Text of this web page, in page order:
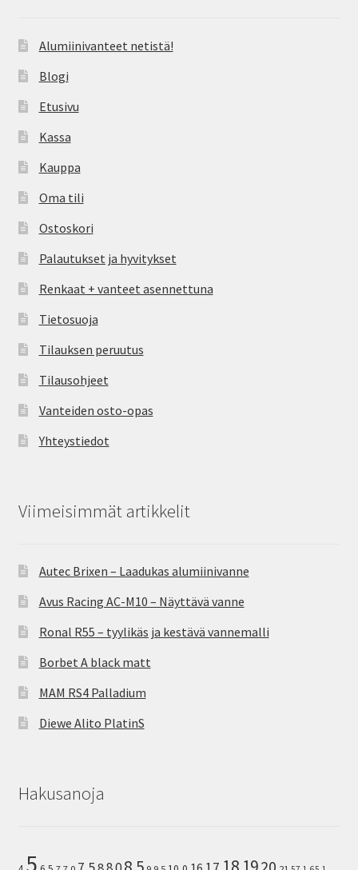
Alumiinivanteet netistä!
Blogi
Etusivu
Kassa
Kauppa
Oma tili
Ostoskori
Palautukset ja hyvitykset
Renkaat + vanteet asennettuna
Tietosuoja
Tilauksen peruutus
Tilausohjeet
Vanteiden osto-opas
Yhteystiedot
Viimeisimmät artikkelit
Autec Brixen – Laadukas alumiinivanne
Avus Racing AC-M10 – Näyttävä vanne
Ronal R55 – tyylikäs ja kestävä vannemalli
Borbet A black matt
MAM RS4 Palladium
Diewe Alito PlatinS
Hakusanoja
5